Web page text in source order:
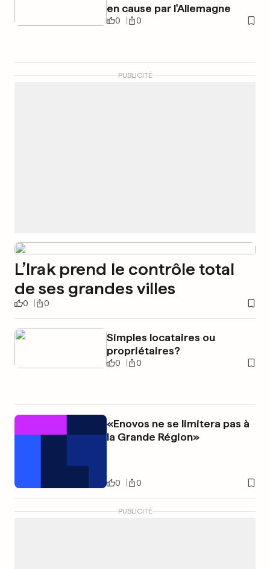
en cause par l'Allemagne
0 0
PUBLICITÉ
L’Irak prend le contrôle total
de ses grandes villes
0 0
Simples locataires ou
propriétaires?
0 0
«Enovos ne se limitera pas à
la Grande Région»
0 0
PUBLICITÉ